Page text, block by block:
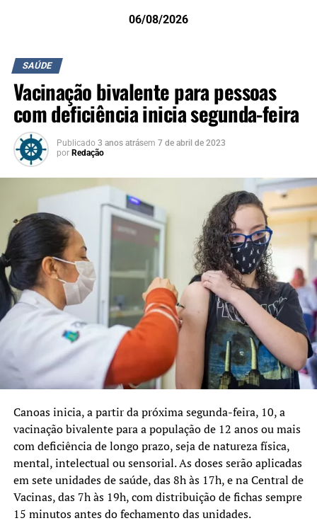
06/08/2026
SAÚDE
Vacinação bivalente para pessoas
com deficiência inicia segunda-feira
Publicado 3 anos atrásem 7 de abril de 2023
por Redação
Canoas inicia, a partir da próxima segunda-feira, 10, a
vacinação bivalente para a população de 12 anos ou mais
com deficiência de longo prazo, seja de natureza física,
mental, intelectual ou sensorial. As doses serão aplicadas
em sete unidades de saúde, das 8h às 17h, e na Central de
Vacinas, das 7h às 19h, com distribuição de fichas sempre
15 minutos antes do fechamento das unidades.